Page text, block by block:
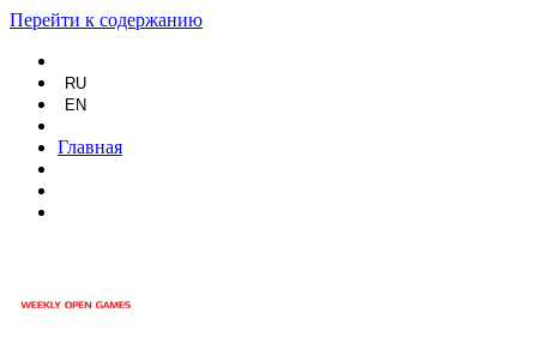
Перейти к содержанию
RU
EN
Главная